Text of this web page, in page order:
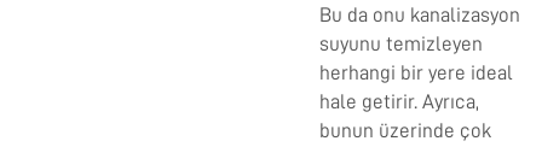
Bu da onu kanalizasyon
suyunu temizleyen
herhangi bir yere ideal
hale getirir. Ayrıca,
bunun üzerinde çok